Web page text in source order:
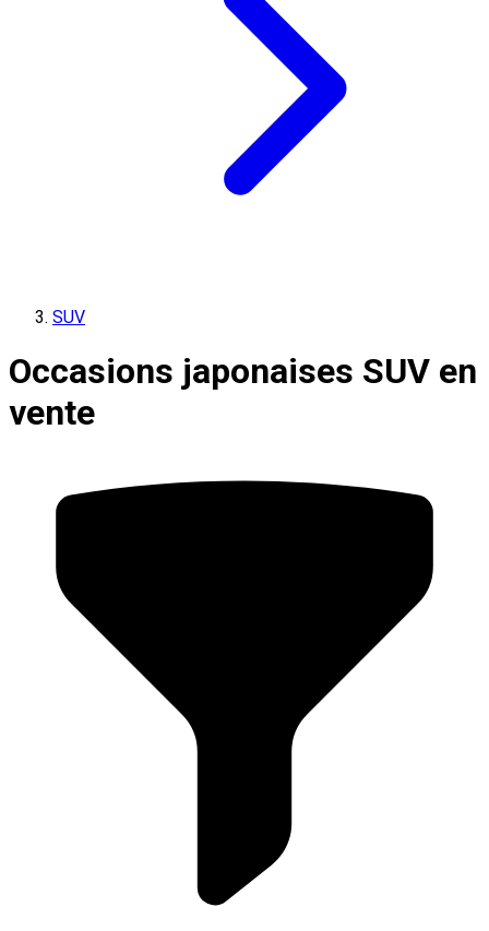
SUV
Occasions japonaises SUV en
vente